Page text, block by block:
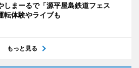
しまーるで「源平屋島鉄道フェス
体験やライブも
もっと見る